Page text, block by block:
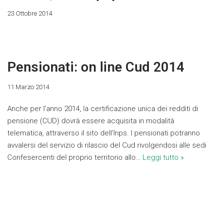
23 Ottobre 2014
Pensionati: on line Cud 2014
11 Marzo 2014
Anche per l’anno 2014, la certificazione unica dei redditi di
pensione (CUD) dovrà essere acquisita in modalità
telematica, attraverso il sito dell’Inps. I pensionati potranno
avvalersi del servizio di rilascio del Cud rivolgendosi alle sedi
Confesercenti del proprio territorio allo… Leggi tutto »